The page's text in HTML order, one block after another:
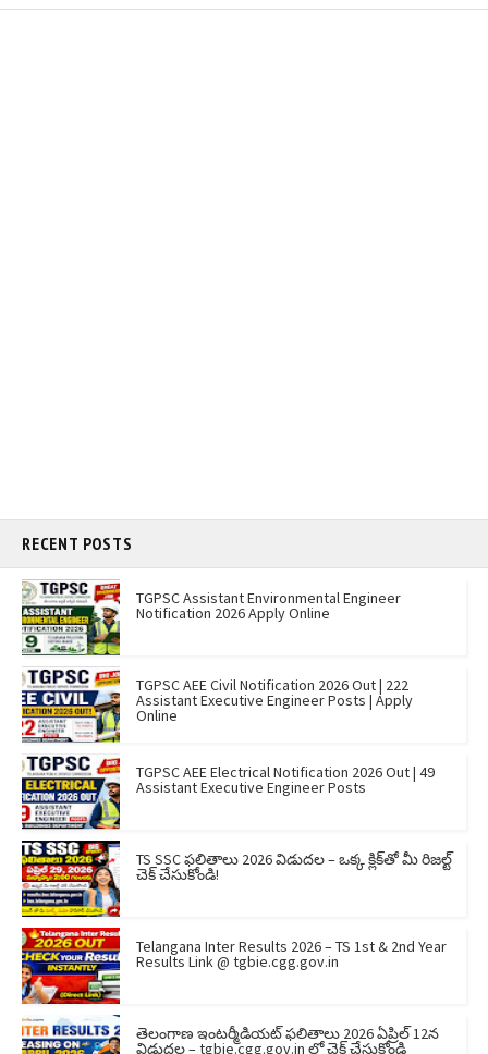
RECENT POSTS
TGPSC Assistant Environmental Engineer
Notification 2026 Apply Online
TGPSC AEE Civil Notification 2026 Out | 222
Assistant Executive Engineer Posts | Apply
Online
TGPSC AEE Electrical Notification 2026 Out | 49
Assistant Executive Engineer Posts
TS SSC ఫలితాలు 2026 విడుదల – ఒక్క క్లిక్‌తో మీ రిజల్ట్
చెక్ చేసుకోండి!
Telangana Inter Results 2026 – TS 1st & 2nd Year
Results Link @ tgbie.cgg.gov.in
తెలంగాణ ఇంటర్మీడియట్ ఫలితాలు 2026 ఏప్రిల్ 12న
విడుదల – tgbie.cgg.gov.in లో చెక్ చేసుకోండి